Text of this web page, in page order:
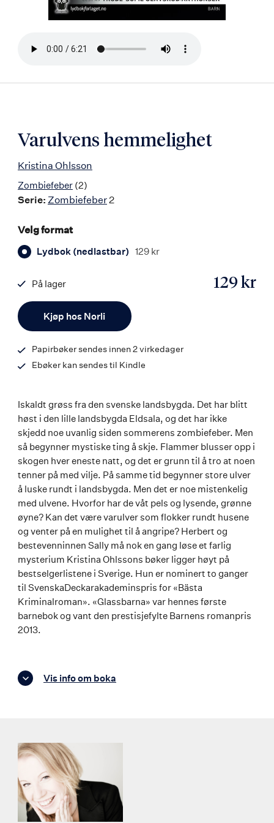
Bla
Varulvens hemmelighet
Kristina Ohlsson
Zombiefeber (2)
Serie: Zombiefeber2
Velg format
Lydbok (nedlastbar) 129 kr
Kjøp hos Norli
129 kr
På lager
9788242166890
Papirbøker sendes innen 2 virkedager
Ebøker kan sendes til Kindle
Iskaldt grøss fra den svenske landsbygda. Det har blitt
høst i den lille landsbygda Eldsala, og det har ikke
skjedd noe uvanlig siden sommerens zombiefeber. Men
så begynner mystiske ting å skje. Flammer blusser opp i
skogen hver eneste natt, og det er grunn til å tro at noen
tenner på med vilje. På samme tid begynner store ulver
å luske rundt i landsbygda. Men det er noe mistenkelig
med ulvene. Hvorfor har de våt pels og lysende, grønne
øyne? Kan det være varulver som flokker rundt husene
og venter på en mulighet til å angripe? Herbert og
bestevenninnen Sally må nok en gang løse et farlig
mysterium Kristina Ohlssons bøker ligger høyt på
bestselgerlistene i Sverige. Hun er nominert to ganger
til SvenskaDeckarakademinspris for «Bästa
Kriminalroman». «Glassbarna» var hennes første
barnebok og vant den prestisjefylte Barnens romanpris
2013.
Vis info om boka